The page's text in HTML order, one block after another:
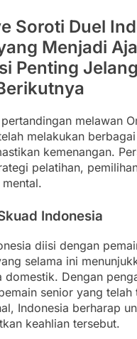
Soroti Duel
Menjadi
Penting
melawan
melakukan
kemenangan.
pelatihan,
Indonesia
diisi dengan
selama ini
domestik. Dengan
senior yang
Indonesia berharap
keahlian tersebut.